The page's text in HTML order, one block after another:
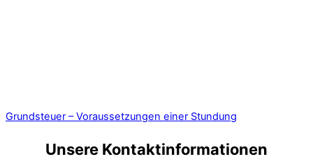
Grundsteuer – Voraussetzungen einer Stundung
Unsere Kontaktinformationen